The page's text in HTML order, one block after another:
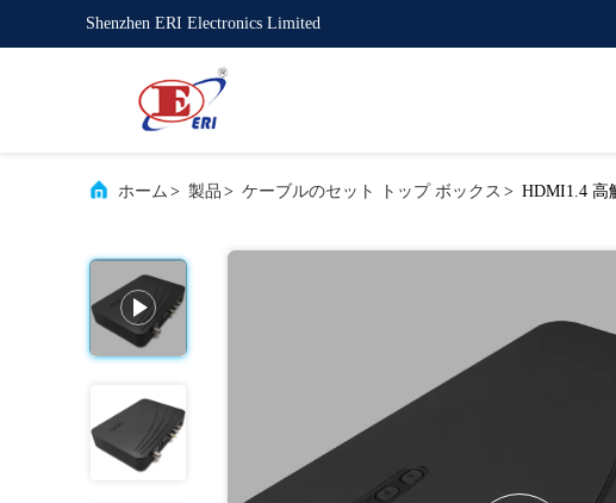
Shenzhen ERI Electronics Limited
ホーム > 製品 > ケーブルのセット トップ ボックス > HDMI1.4 高